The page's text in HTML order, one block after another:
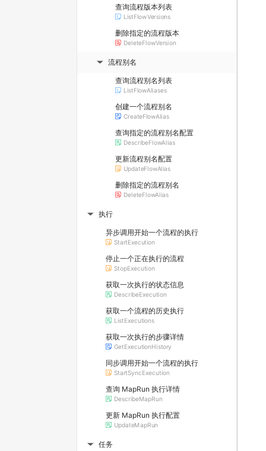
查询流程版本列表
ListFlowVersions
删除指定的流程版本
DeleteFlowVersion
▶ 流程别名
查询流程别名列表
ListFlowAliases
创建一个流程别名
CreateFlowAlias
查询指定的流程别名配置
DescribeFlowAlias
更新流程别名配置
UpdateFlowAlias
删除指定的流程别名
DeleteFlowAlias
▶ 执行
异步调用开始一个流程的执行
StartExecution
停止一个正在执行的流程
StopExecution
获取一次执行的状态信息
DescribeExecution
获取一个流程的历史执行
ListExecutions
获取一次执行的步骤详情
GetExecutionHistory
同步调用开始一个流程的执行
StartSyncExecution
查询 MapRun 执行详情
DescribeMapRun
更新 MapRun 执行配置
UpdateMapRun
▶ 任务